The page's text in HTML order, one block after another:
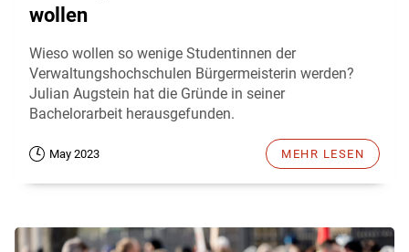
wollen
Wieso wollen so wenige Studentinnen der
Verwaltungshochschulen Bürgermeisterin werden?
Julian Augstein hat die Gründe in seiner
Bachelorarbeit herausgefunden.
May 2023 MEHR LESEN